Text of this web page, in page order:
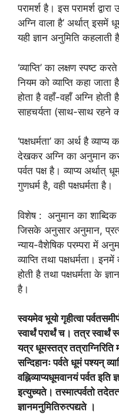
परामर्श है। इस परामर्श
अग्नि वाला है’ अर्थात् इसमें
यही ज्ञान अनुमिति कहलाती
‘व्याप्ति’ का लक्षण स्पष्ट
नियम को व्याप्ति कहा
होता है वहाँ-वहाँ अग्नि
साहचर्यता (साथ-साथ रहने
‘पक्षधर्मता’ का अर्थ है
देखकर अग्नि का अनुमान
पर्वत पक्ष है। व्याप्य अर्थात्
गुणधर्म है, वही पक्षधर्मता है।
विशेष : अनुमान का
जिसके अनुसार अनुमान,
न्याय-वैशेषिक परम्परा में
व्याप्ति तथा पक्षधर्मता। इनमें
होती है तथा पक्षधर्मता के
है।
स्वयमेव भूयो गृहीत्वा
स्वार्थं परार्थं च। तत्र
यत्र धूमस्तत्र तत्राग्निरिति
सन्दिहानः पर्वते धूमं पश्यन्
वह्निव्याप्यधूमवानयं पर्वत
इत्युच्यते। तस्मात्पर्वतो
ज्ञानमनुमितिरुत्पद्यते ।